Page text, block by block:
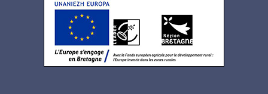
page